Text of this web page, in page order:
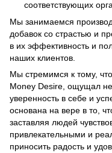
соответствующих
Мы занимаемся
добавок со страстью и
в их эффективность и
наших клиентов.
Мы стремимся к тому,
Money Desire, ощущал
уверенность в себе и
основана на вере в то,
заставляя людей
привлекательными и
приносить радость и